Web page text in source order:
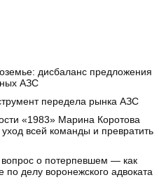
дисбаланс предложения
АЗС
передела рынка АЗС
«1983» Марина Коротова
всей команды и превратить
о потерпевшем — как
делу воронежского адвоката